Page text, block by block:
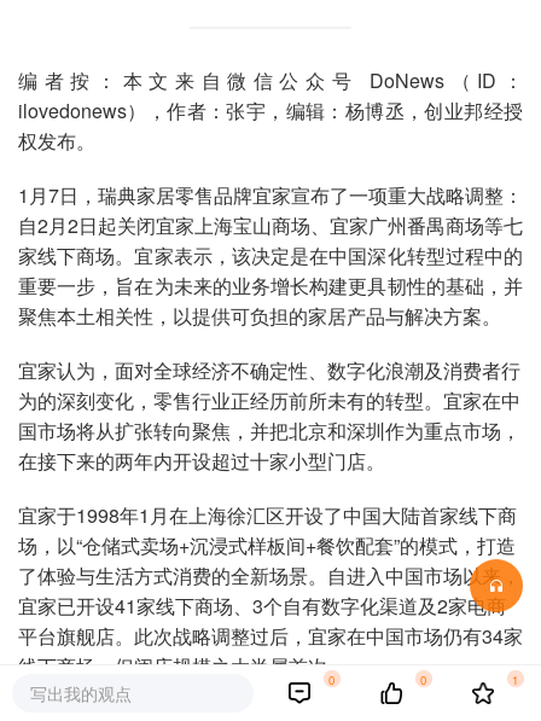
编者按：本文来自微信公众号 DoNews（ID：
ilovedonews），作者：张宇，编辑：杨博丞，创业邦经授
权发布。
1月7日，瑞典家居零售品牌宜家宣布了一项重大战略调整：
自2月2日起关闭宜家上海宝山商场、宜家广州番禺商场等七
家线下商场。宜家表示，该决定是在中国深化转型过程中的
重要一步，旨在为未来的业务增长构建更具韧性的基础，并
聚焦本土相关性，以提供可负担的家居产品与解决方案。
宜家认为，面对全球经济不确定性、数字化浪潮及消费者行
为的深刻变化，零售行业正经历前所未有的转型。宜家在中
国市场将从扩张转向聚焦，并把北京和深圳作为重点市场，
在接下来的两年内开设超过十家小型门店。
宜家于1998年1月在上海徐汇区开设了中国大陆首家线下商
场，以“仓储式卖场+沉浸式样板间+餐饮配套”的模式，打造
了体验与生活方式消费的全新场景。自进入中国市场以来，
宜家已开设41家线下商场、3个自有数字化渠道及2家电商
平台旗舰店。此次战略调整过后，宜家在中国市场仍有34家
线下商场，但闭店规模之大尚属首次。
写出我的观点
0 0 1